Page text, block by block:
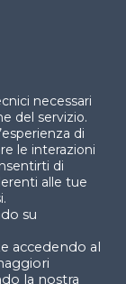
necessari
del servizio.
di
le interazioni
di
alle tue
su
accedendo al
la nostra